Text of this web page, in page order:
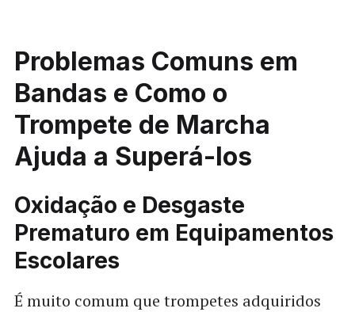
Problemas Comuns em
Bandas e Como o
Trompete de Marcha
Ajuda a Superá-los
Oxidação e Desgaste
Prematuro em Equipamentos
Escolares
É muito comum que trompetes adquiridos